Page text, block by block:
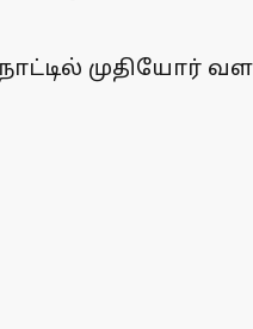
முதியோர்